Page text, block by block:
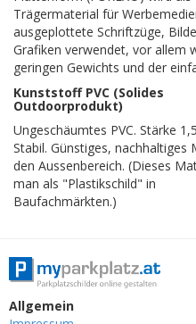
Trägermaterial für
ausgeplottete Schriftzüge,
Grafiken verwendet, vor allem
geringen Gewichts und der
Kunststoff PVC (Solides
Outdoorprodukt)
Ungeschäumtes PVC. Stärke
Stabil. Günstiges, nachhaltiges
den Aussenbereich. (Dieses
man als "Plastikschild" in
Baufachmärkten.)
Allgemein